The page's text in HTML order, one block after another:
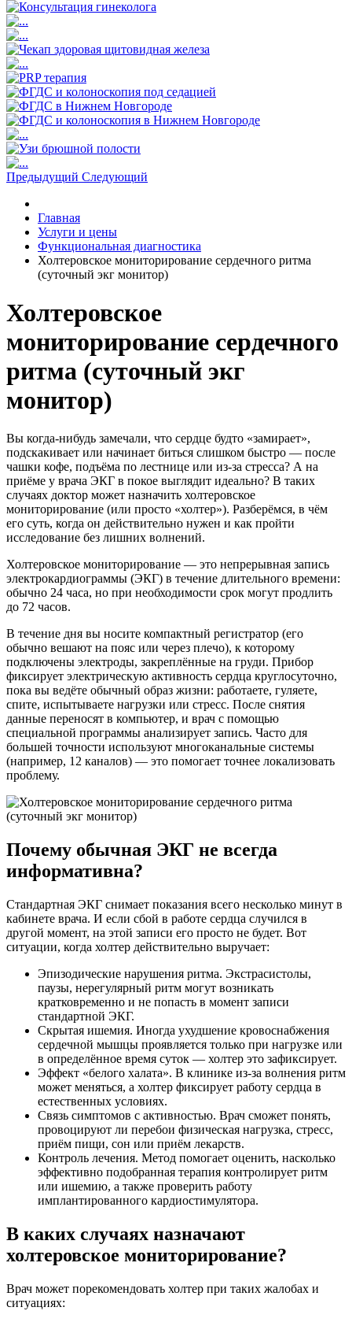
Предыдущий Следующий
Главная
Услуги и цены
Функциональная диагностика
Холтеровское мониторирование сердечного ритма
(суточный экг монитор)
Холтеровское
мониторирование сердечного
ритма (суточный экг
монитор)
Вы когда-нибудь замечали, что сердце будто «замирает»,
подскакивает или начинает биться слишком быстро — после
чашки кофе, подъёма по лестнице или из-за стресса? А на
приёме у врача ЭКГ в покое выглядит идеально? В таких
случаях доктор может назначить холтеровское
мониторирование (или просто «холтер»). Разберёмся, в чём
его суть, когда он действительно нужен и как пройти
исследование без лишних волнений.
Холтеровское мониторирование — это непрерывная запись
электрокардиограммы (ЭКГ) в течение длительного времени:
обычно 24 часа, но при необходимости срок могут продлить
до 72 часов.
В течение дня вы носите компактный регистратор (его
обычно вешают на пояс или через плечо), к которому
подключены электроды, закреплённые на груди. Прибор
фиксирует электрическую активность сердца круглосуточно,
пока вы ведёте обычный образ жизни: работаете, гуляете,
спите, испытываете нагрузки или стресс. После снятия
данные переносят в компьютер, и врач с помощью
специальной программы анализирует запись. Часто для
большей точности используют многоканальные системы
(например, 12 каналов) — это помогает точнее локализовать
проблему.
Почему обычная ЭКГ не всегда
информативна?
Стандартная ЭКГ снимает показания всего несколько минут в
кабинете врача. И если сбой в работе сердца случился в
другой момент, на этой записи его просто не будет. Вот
ситуации, когда холтер действительно выручает:
Эпизодические нарушения ритма. Экстрасистолы,
паузы, нерегулярный ритм могут возникать
кратковременно и не попасть в момент записи
стандартной ЭКГ.
Скрытая ишемия. Иногда ухудшение кровоснабжения
сердечной мышцы проявляется только при нагрузке или
в определённое время суток — холтер это зафиксирует.
Эффект «белого халата». В клинике из-за волнения ритм
может меняться, а холтер фиксирует работу сердца в
естественных условиях.
Связь симптомов с активностью. Врач сможет понять,
провоцируют ли перебои физическая нагрузка, стресс,
приём пищи, сон или приём лекарств.
Контроль лечения. Метод помогает оценить, насколько
эффективно подобранная терапия контролирует ритм
или ишемию, а также проверить работу
имплантированного кардиостимулятора.
В каких случаях назначают
холтеровское мониторирование?
Врач может порекомендовать холтер при таких жалобах и
ситуациях: